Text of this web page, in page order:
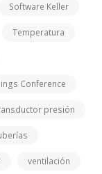
Software Keller
Temperatura
Conference
presión
ventilación